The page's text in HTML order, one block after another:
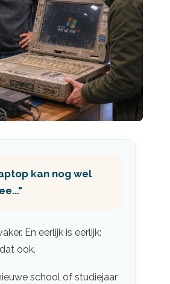
kan nog wel
En eerlijk is eerlijk:
ook.
school of studiejaar